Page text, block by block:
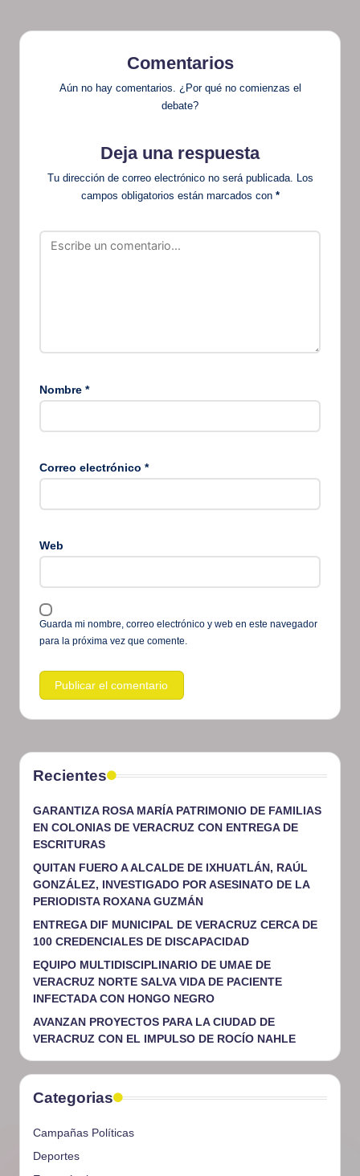
Comentarios
Aún no hay comentarios. ¿Por qué no comienzas el
debate?
Deja una respuesta
Tu dirección de correo electrónico no será publicada. Los
campos obligatorios están marcados con *
Nombre *
Correo electrónico *
Web
Guarda mi nombre, correo electrónico y web en este navegador
para la próxima vez que comente.
Recientes
GARANTIZA ROSA MARÍA PATRIMONIO DE FAMILIAS
EN COLONIAS DE VERACRUZ CON ENTREGA DE
ESCRITURAS
QUITAN FUERO A ALCALDE DE IXHUATLÁN, RAÚL
GONZÁLEZ, INVESTIGADO POR ASESINATO DE LA
PERIODISTA ROXANA GUZMÁN
ENTREGA DIF MUNICIPAL DE VERACRUZ CERCA DE
100 CREDENCIALES DE DISCAPACIDAD
EQUIPO MULTIDISCIPLINARIO DE UMAE DE
VERACRUZ NORTE SALVA VIDA DE PACIENTE
INFECTADA CON HONGO NEGRO
AVANZAN PROYECTOS PARA LA CIUDAD DE
VERACRUZ CON EL IMPULSO DE ROCÍO NAHLE
Categorias
Campañas Políticas
Deportes